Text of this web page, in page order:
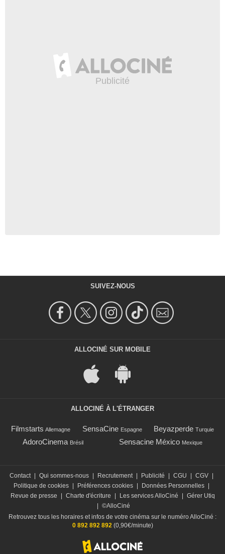
SUIVEZ-NOUS
ALLOCINÉ SUR MOBILE
ALLOCINÉ À L'ÉTRANGER
Filmstarts Allemagne SensaCine Espagne Beyazperde Turquie
AdoroCinema Brésil Sensacine México Mexique
Contact Qui sommes-nous Recrutement Publicité CGU CGV
Politique de cookies
Préférences cookies Données Personnelles
Revue de presse
Charte d'écriture Les services AlloCiné
Gérer Utiq
©AlloCiné
Retrouvez tous les horaires et infos de votre cinéma sur le numéro AlloCiné :
0 892 892 892(0,90€/minute)